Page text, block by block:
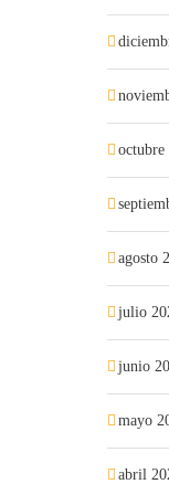
octubre
agosto
julio
junio
mayo
abril